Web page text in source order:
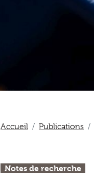
Accueil Publications
Notes de recherche